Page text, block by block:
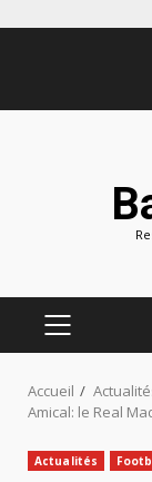
MENU
PRINCIPAL
Accueil
Amical: le Real
Actualités